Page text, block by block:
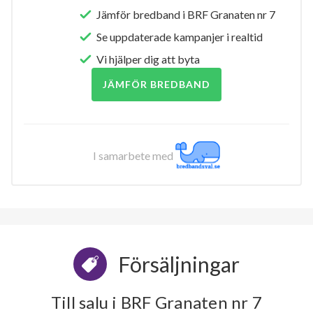
Jämför bredband i BRF Granaten nr 7
Se uppdaterade kampanjer i realtid
Vi hjälper dig att byta
JÄMFÖR BREDBAND
I samarbete med
Försäljningar
Till salu i BRF Granaten nr 7